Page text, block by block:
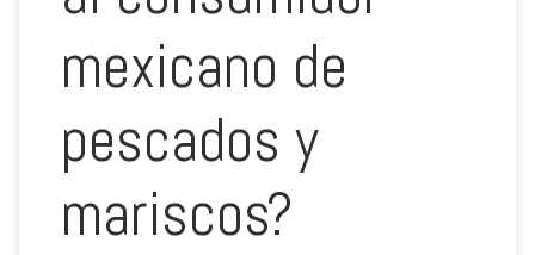
mexicano de
pescados y
mariscos?